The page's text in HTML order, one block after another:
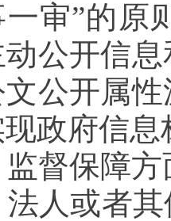
一审”的原
公开信
公开属
政府信
督保障方
或者其